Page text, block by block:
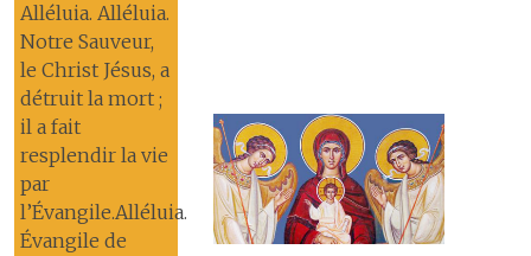
Alléluia. Alléluia.
Notre Sauveur,
le Christ Jésus, a
détruit la mort ;
il a fait
resplendir la vie
par
l’Évangile.Alléluia.
Évangile de